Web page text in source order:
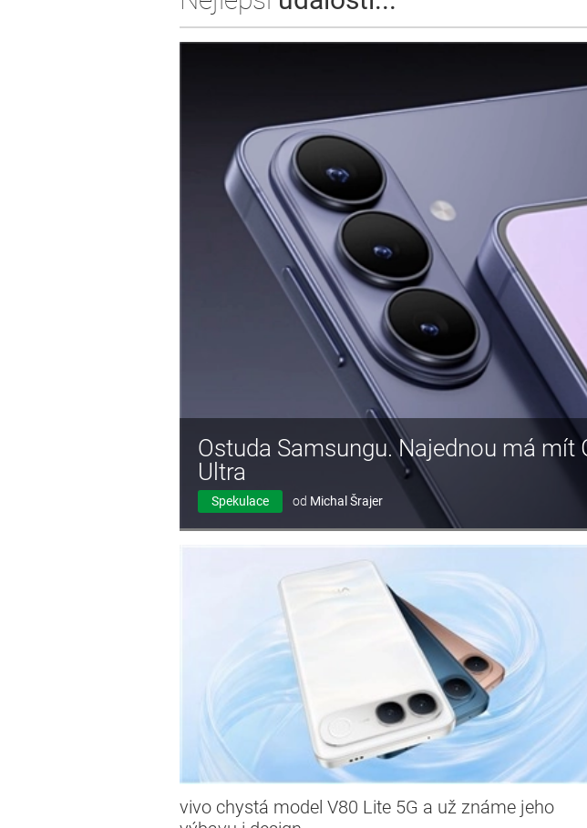
Ostuda Samsungu. Najednou má mít
Ultra
Spekulace od Michal Šrajer
vivo chystá model V80 Lite 5G a už známe jeho